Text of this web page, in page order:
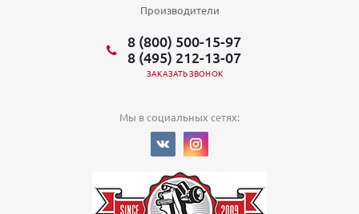
Производители
8 (800) 500-15-97
8 (495) 212-13-07
ЗАКАЗАТЬ ЗВОНОК
Мы в социальных сетях: